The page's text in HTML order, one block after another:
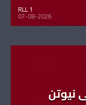
RLL 1
07-08-2026
نيوتن